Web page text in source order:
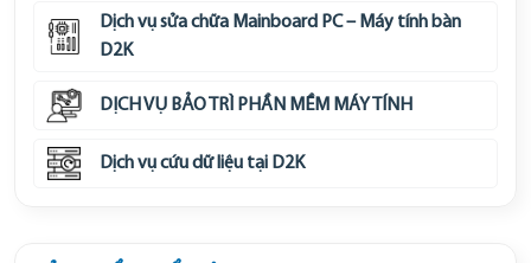
Dịch vụ sửa chữa Mainboard PC – Máy tính bàn
D2K
DỊCH VỤ BẢO TRÌ PHẦN MỀM MÁY TÍNH
Dịch vụ cứu dữ liệu tại D2K